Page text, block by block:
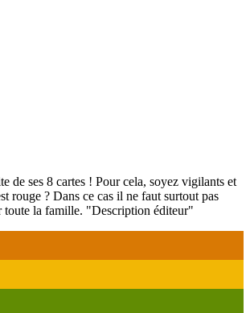
de ses 8 cartes ! Pour cela, soyez vigilants et
rouge ? Dans ce cas il ne faut surtout pas
toute la famille. "Description éditeur"